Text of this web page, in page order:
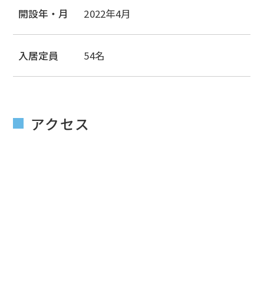
開設年・月 2022年4月
入居定員 54名
アクセス